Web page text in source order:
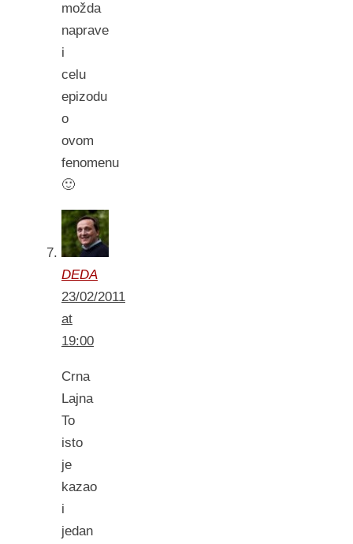
možda
naprave
i
celu
epizodu
o
ovom
fenomenu
🙂
DEDA
23/02/2011
at
19:00
Crna
Lajna
To
isto
je
kazao
i
jedan